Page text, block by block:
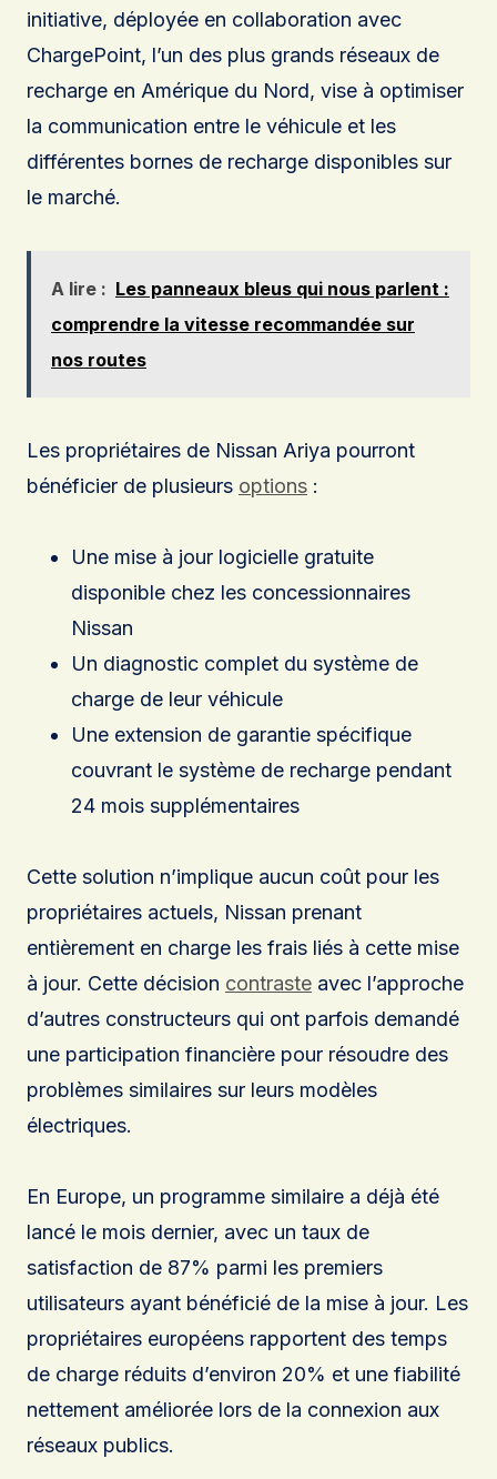
initiative, déployée en collaboration avec
ChargePoint, l’un des plus grands réseaux de
recharge en Amérique du Nord, vise à optimiser
la communication entre le véhicule et les
différentes bornes de recharge disponibles sur
le marché.
A lire : Les panneaux bleus qui nous parlent :
comprendre la vitesse recommandée sur
nos routes
Les propriétaires de Nissan Ariya pourront
bénéficier de plusieurs options :
Une mise à jour logicielle gratuite
disponible chez les concessionnaires
Nissan
Un diagnostic complet du système de
charge de leur véhicule
Une extension de garantie spécifique
couvrant le système de recharge pendant
24 mois supplémentaires
Cette solution n’implique aucun coût pour les
propriétaires actuels, Nissan prenant
entièrement en charge les frais liés à cette mise
à jour. Cette décision contraste avec l’approche
d’autres constructeurs qui ont parfois demandé
une participation financière pour résoudre des
problèmes similaires sur leurs modèles
électriques.
En Europe, un programme similaire a déjà été
lancé le mois dernier, avec un taux de
satisfaction de 87% parmi les premiers
utilisateurs ayant bénéficié de la mise à jour. Les
propriétaires européens rapportent des temps
de charge réduits d’environ 20% et une fiabilité
nettement améliorée lors de la connexion aux
réseaux publics.